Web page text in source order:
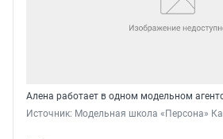
Алена работает в одном модельном
Источник: Модельная школа «Персона»